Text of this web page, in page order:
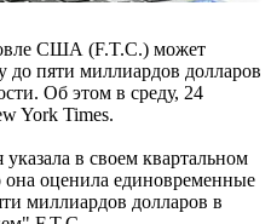
США (F.T.C.) может
до пяти миллиардов долларов
Об этом в среду, 24
York Times.
в своем квартальном
она оценила единовременные
миллиардов долларов в